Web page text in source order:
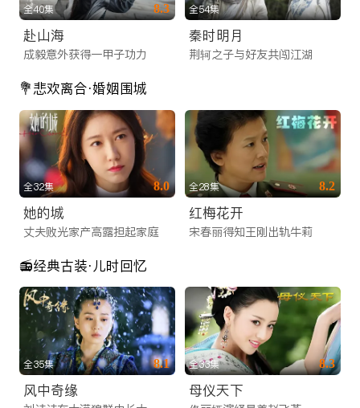
全40集 8.3
赴山海
成毅意外获得一甲子功力
全54集
秦时明月
荆轲之子与好友共闯江湖
💐悲欢离合·婚姻围城
全32集 8.0
她的城
丈夫败光家产高露担起家庭
全28集 8.2
红梅花开
宋春丽得知王刚出轨牛莉
📻经典古装·儿时回忆
全35集 8.1
风中奇缘
全33集 8.3
母仪天下